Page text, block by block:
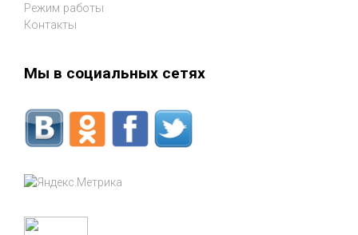
Режим работы
Контакты
Мы в социальных сетях